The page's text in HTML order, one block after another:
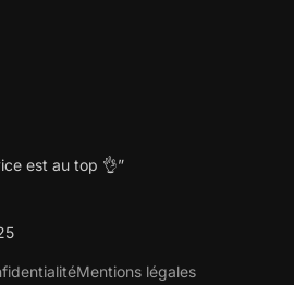
est au top 👌”
Mentions légales